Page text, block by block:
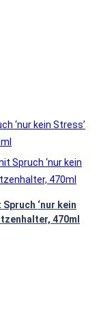
‘nur kein
470ml